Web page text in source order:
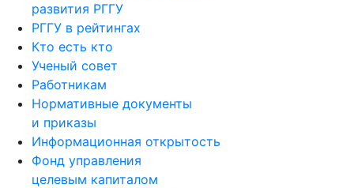
развития РГГУ
РГГУ в рейтингах
Кто есть кто
Ученый совет
Работникам
Нормативные документы
и приказы
Информационная открытость
Фонд управления
целевым капиталом